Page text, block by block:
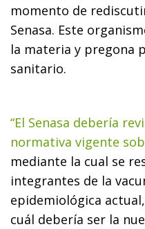
momento de
Senasa. Este
la materia y pregona
sanitario.
“El Senasa debería
normativa vigente
mediante la cual se
integrantes de la
epidemiológica
cuál debería ser la